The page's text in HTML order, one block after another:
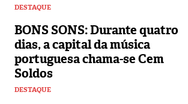
DESTAQUE
BONS SONS: Durante quatro
dias, a capital da música
portuguesa chama-se Cem
Soldos
DESTAQUE